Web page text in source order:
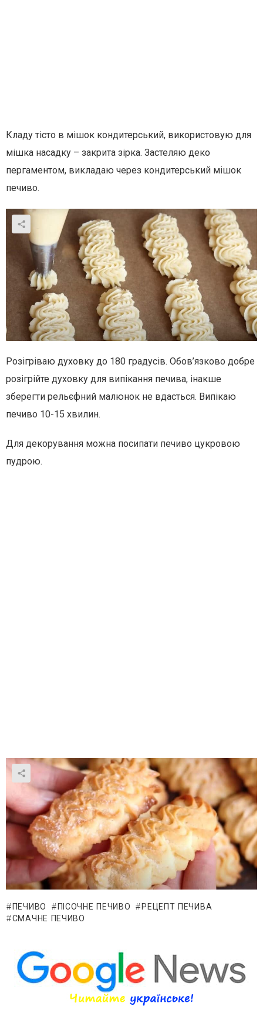
Кладу тісто в мішок кондитерський, використовую для
мішка насадку – закрита зірка. Застеляю деко
пергаментом, викладаю через кондитерський мішок
печиво.
Розігріваю духовку до 180 градусів. Обов’язково добре
розігрійте духовку для випікання печива, інакше
зберегти рельєфний малюнок не вдасться. Випікаю
печиво 10-15 хвилин.
Для декорування можна посипати печиво цукровою
пудрою.
ПЕЧИВО ПІСОЧНЕ ПЕЧИВО
РЕЦЕПТ ПЕЧИВА
СМАЧНЕ ПЕЧИВО